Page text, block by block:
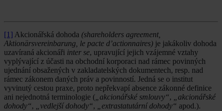
[1] Akcionářská dohoda (shareholders agreement,
Aktionärsvereinbarung, le pacte d’actionnaires) je jakákoliv dohoda
uzavíraná akcionáři inter se, upravující jejich vzájemné vztahy
vyplývající z účasti na obchodní korporaci nad rámec povinných
ujednání obsažených v zakladatelských dokumentech, resp. nad
rámec zákonem daných práv a povinností. Jedná se o institut
vyvinutý cestou praxe, proto nepřekvapí absence zákonné definice
ani nejednotná terminologie ( „akcionářské smlouvy“,
„akcionářské
dohody“, „vedlejší dohody“, „extrastatutární dohody“ apod.).